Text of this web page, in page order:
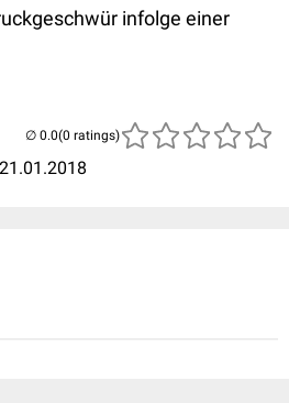
infolge einer
21.01.2018
(0 ratings)